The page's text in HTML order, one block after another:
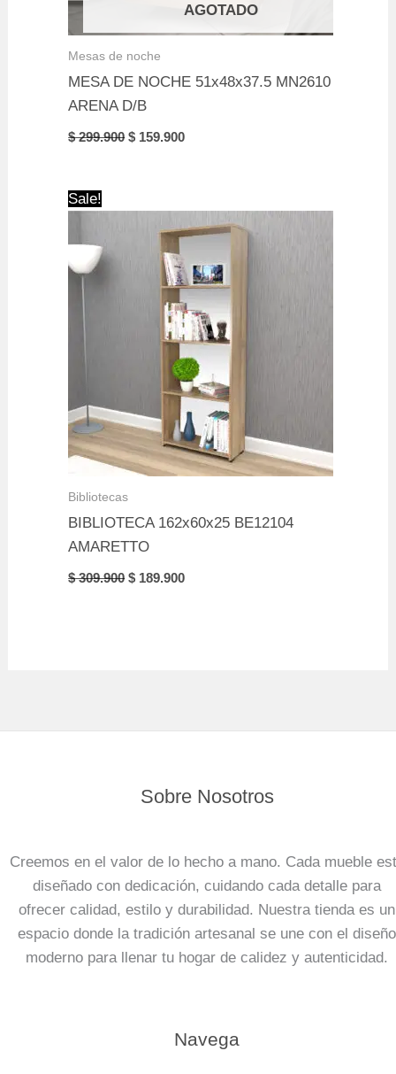
AGOTADO
Mesas de noche
MESA DE NOCHE 51x48x37.5 MN2610
ARENA D/B
$299.900 Original
$ 159.900Current
Sale!
Bibliotecas
BIBLIOTECA 162x60x25 BE12104
AMARETTO
$309.900 Original
$ 189.900Current
Sobre Nosotros
Creemos en el valor de lo hecho a mano. Cada mueble
diseñado con dedicación, cuidando cada detalle para
ofrecer calidad, estilo y durabilidad. Nuestra tienda es un
espacio donde la tradición artesanal se une con el diseño
moderno para llenar tu hogar de calidez y autenticidad.
Navega